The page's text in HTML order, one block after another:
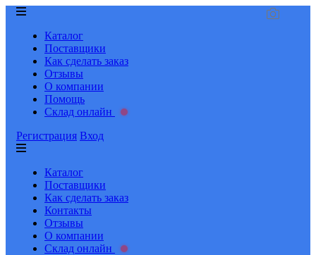
Каталог
Поставщики
Как сделать заказ
Отзывы
О компании
Помощь
Склад онлайн
Регистрация Вход
Каталог
Поставщики
Как сделать заказ
Контакты
Отзывы
О компании
Склад онлайн